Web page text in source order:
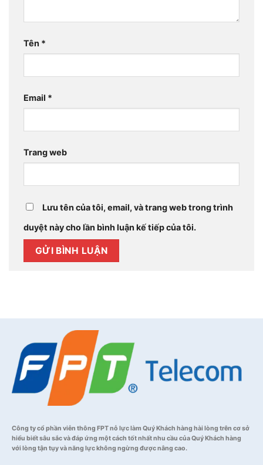
Tên *
Email *
Trang web
Lưu tên của tôi, email, và trang web trong trình
duyệt này cho lần bình luận kế tiếp của tôi.
Công ty cổ phần viễn thông FPT nỗ lực làm Quý Khách hàng hài lòng trên cơ sở
hiểu biết sâu sắc và đáp ứng một cách tốt nhất nhu cầu của Quý Khách hàng
với lòng tận tụy và năng lực không ngừng được nâng cao.